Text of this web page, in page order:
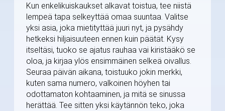
Kun enkelikuiskaukset alkavat toistua, tee niistä
lempeä tapa selkeyttää omaa suuntaa. Valitse
yksi asia, joka mietityttää juuri nyt, ja pysähdy
hetkeksi hiljaisuuteen ennen kuin päätät. Kysy
itseltäsi, tuoko se ajatus rauhaa vai kiristääkö se
oloa, ja kirjaa ylös ensimmäinen selkeä oivallus.
Seuraa päivän aikana, toistuuko jokin merkki,
kuten sama numero, valkoinen höyhen tai
odottamaton kohtaaminen, ja mitä se sinussa
herättää. Tee sitten yksi käytännön teko, joka